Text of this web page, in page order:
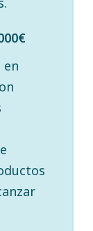
en